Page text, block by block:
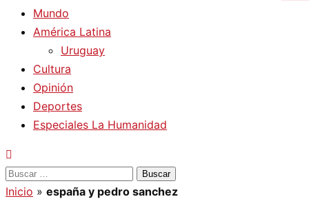
Mundo
América Latina
Uruguay
Cultura
Opinión
Deportes
Especiales La Humanidad
Buscar:
Inicio » españa y pedro sanchez